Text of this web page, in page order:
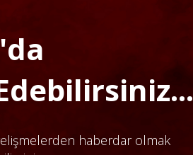
haberdar olmak